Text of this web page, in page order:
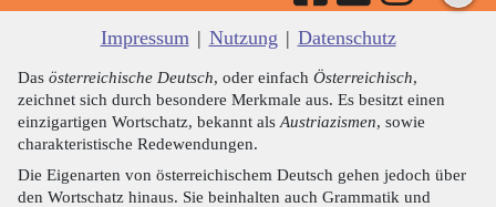
Impressum | Nutzung | Datenschutz
Das österreichische Deutsch, oder einfach Österreichisch,
zeichnet sich durch besondere Merkmale aus. Es besitzt einen
einzigartigen Wortschatz, bekannt als Austriazismen, sowie
charakteristische Redewendungen.
Die Eigenarten von österreichischem Deutsch gehen jedoch über
den Wortschatz hinaus. Sie beinhalten auch Grammatik und